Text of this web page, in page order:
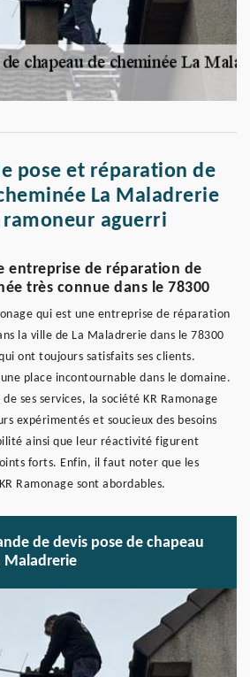
pose et réparation de
La Maladrerie
ramoneur aguerri
entreprise de réparation de
très connue dans le 78300
qui est une entreprise de réparation
la ville de La Maladrerie dans le 78300
ont toujours satisfaits ses clients.
place incontournable dans le domaine.
ses services, la société KR Ramonage
expérimentés et soucieux des besoins
ainsi que leur réactivité figurent
forts. Enfin, il faut noter que les
Ramonage sont abordables.
de devis pose de chapeau
Maladrerie